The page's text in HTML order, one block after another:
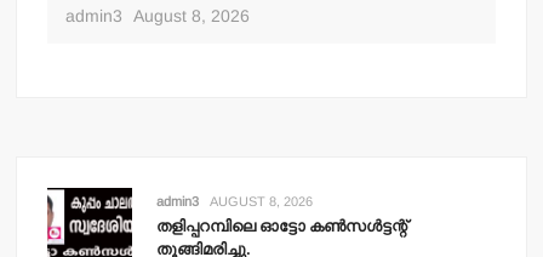
admin3 August 8, 2026
admin3 AUGUST 8, 2026
തളിപ്പറമ്പിലെ ഓട്ടോ കണ്‍സള്‍ട്ടന്റ്
തൂങ്ങിമരിച്ചു.